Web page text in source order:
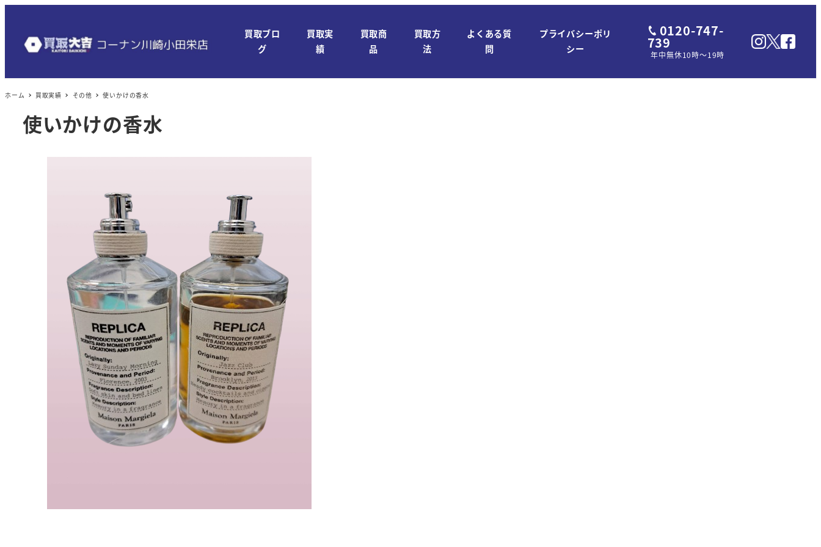
ン
テ
買取ブロ
グ
買取実
績
買取商
品
買取方
法
よくある質
問
プライバシーポリ
シー
0120-747-
739
年中無休10時～19時
ホーム 買取実績 その他 使いかけの香水
使いかけの香水